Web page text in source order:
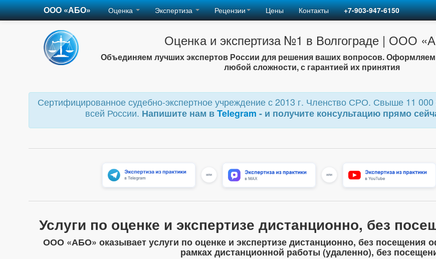
ООО «АБО» Оценка Экспертиза Рецензии Цены Контакты +7-903-947-6150
Оценка и экспертиза №1 в Волгограде | ООО
Объединяем лучших экспертов России для решения ваших вопросов.
любой сложности, с гарантией их принятия
Сертифицированное судебно-экспертное учреждение с 2013 г. Членство СРО. Свыше 11 000
всей России. Напишите нам вTelegram - и получите консультацию прямо
Услуги по оценке и экспертизе дистанционно, без
ООО «АБО» оказывает услуги по оценке и экспертизе дистанционно, без посещения
рамках дистанционной работы (удаленно), без